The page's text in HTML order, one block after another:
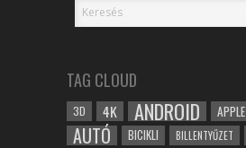
TAG CLOUD
3D 4K ANDROID APPLE
AUTÓ BICIKLI BILLENTYŰZET